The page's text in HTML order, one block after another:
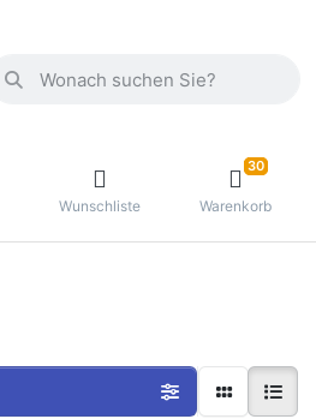
Wunschliste
30
Warenkorb